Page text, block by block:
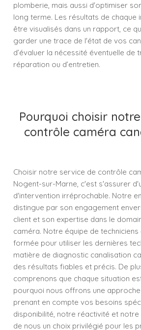
plomberie, mais aussi d'optimiser
long terme. Les résultats de chaque
être visualisés dans un rapport, ce
garder une trace de l'état de vos
d’évaluer la nécessité éventuelle de
réparation ou d’entretien.
Pourquoi choisir
contrôle caméra
Choisir notre service de contrôle
Nogent-sur-Marne, c'est s'assurer
d'intervention irréprochable. Notre
distingue par son engagement
client et son expertise dans le
caméra. Notre équipe de
formée pour utiliser les dernières
matière de diagnostic canalisation
des résultats fiables et précis. De
comprenons que chaque situation
pourquoi nous offrons une
prenant en compte vos besoins
disponibilité, notre réactivité et
de nous un choix privilégié pour les